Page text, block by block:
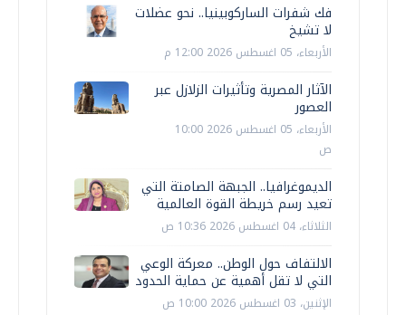
فك شفرات الساركوبينيا.. نحو عضلات
لا تشيخ
الأربعاء، 05 اغسطس 2026 12:00 م
الآثار المصرية وتأثيرات الزلازل عبر
العصور
الأربعاء، 05 اغسطس 2026 10:00
ص
الديموغرافيا.. الجبهة الصامتة التي
تعيد رسم خريطة القوة العالمية
الثلاثاء، 04 اغسطس 2026 10:36 ص
الالتفاف حول الوطن.. معركة الوعي
التي لا تقل أهمية عن حماية الحدود
الإثنين، 03 اغسطس 2026 10:00 ص